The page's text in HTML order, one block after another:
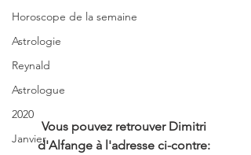
Horoscope de la semaine
Astrologie
Reynald
Astrologue
2020
Janvier
Vous pouvez retrouver Dimitri
d'Alfange à l'adresse ci-contre: